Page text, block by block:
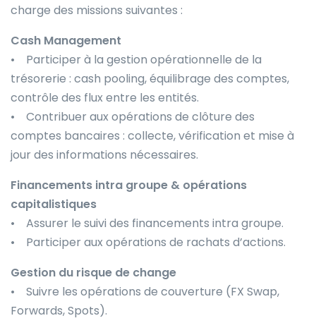
charge des missions suivantes :
Cash Management
• Participer à la gestion opérationnelle de la
trésorerie : cash pooling, équilibrage des comptes,
contrôle des flux entre les entités.
• Contribuer aux opérations de clôture des
comptes bancaires : collecte, vérification et mise à
jour des informations nécessaires.
Financements intra groupe & opérations
capitalistiques
• Assurer le suivi des financements intra groupe.
• Participer aux opérations de rachats d’actions.
Gestion du risque de change
• Suivre les opérations de couverture (FX Swap,
Forwards, Spots).